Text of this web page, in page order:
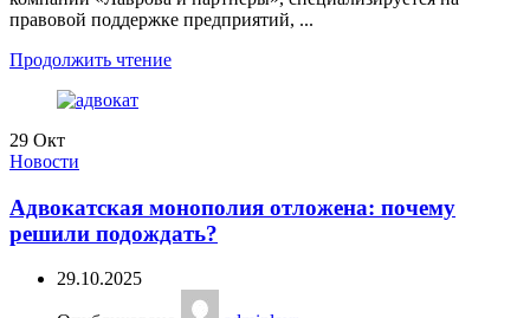
правовой поддержке предприятий, ...
Продолжить чтение
29 Окт
Новости
Адвокатская монополия отложена: почему
решили подождать?
29.10.2025